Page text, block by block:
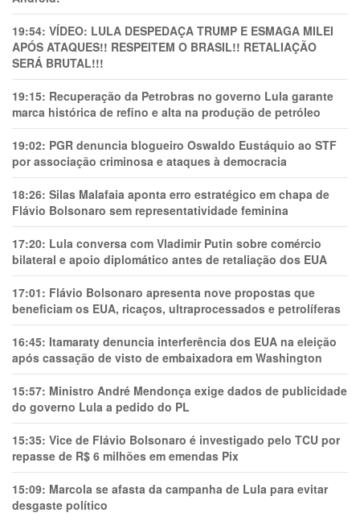
19:54: VÍDEO: LULA DESPEDAÇA TRUMP E ESMAGA MILEI
APÓS ATAQUES!! RESPEITEM O BRASIL!! RETALIAÇÃO
SERÁ BRUTAL!!!
19:15: Recuperação da Petrobras no governo Lula garante
marca histórica de refino e alta na produção de petróleo
19:02: PGR denuncia blogueiro Oswaldo Eustáquio ao STF
por associação criminosa e ataques à democracia
18:26: Silas Malafaia aponta erro estratégico em chapa de
Flávio Bolsonaro sem representatividade feminina
17:20: Lula conversa com Vladimir Putin sobre comércio
bilateral e apoio diplomático antes de retaliação dos EUA
17:01: Flávio Bolsonaro apresenta nove propostas que
beneficiam os EUA, ricaços, ultraprocessados e petrolíferas
16:45: Itamaraty denuncia interferência dos EUA na eleição
após cassação de visto de embaixadora em Washington
15:57: Ministro André Mendonça exige dados de publicidade
do governo Lula a pedido do PL
15:35: Vice de Flávio Bolsonaro é investigado pelo TCU por
repasse de R$ 6 milhões em emendas Pix
15:09: Marcola se afasta da campanha de Lula para evitar
desgaste político